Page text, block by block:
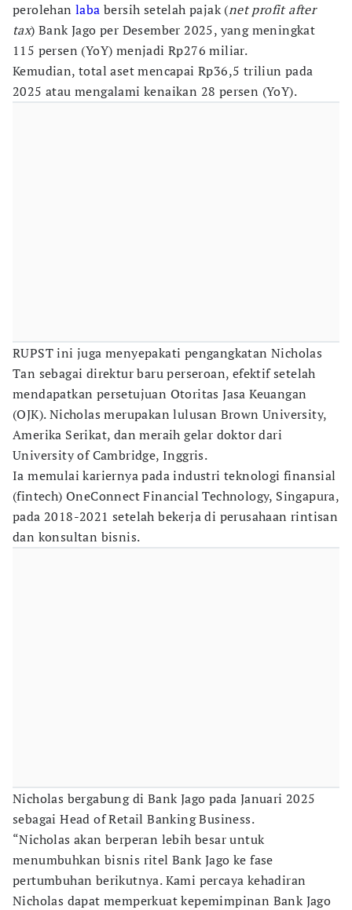
perolehanlaba bersih setelah pajak (net profit after
tax) Bank Jago per Desember 2025, yang meningkat
115 persen (YoY) menjadi Rp276 miliar.
Kemudian, total aset mencapai Rp36,5 triliun pada
2025 atau mengalami kenaikan 28 persen (YoY).
RUPST ini juga menyepakati pengangkatan Nicholas
Tan sebagai direktur baru perseroan, efektif setelah
mendapatkan persetujuan Otoritas Jasa Keuangan
(OJK). Nicholas merupakan lulusan Brown University,
Amerika Serikat, dan meraih gelar doktor dari
University of Cambridge, Inggris.
Ia memulai kariernya pada industri teknologi finansial
(fintech) OneConnect Financial Technology, Singapura,
pada 2018-2021 setelah bekerja di perusahaan rintisan
dan konsultan bisnis.
Nicholas bergabung di Bank Jago pada Januari 2025
sebagai Head of Retail Banking Business.
“Nicholas akan berperan lebih besar untuk
menumbuhkan bisnis ritel Bank Jago ke fase
pertumbuhan berikutnya. Kami percaya kehadiran
Nicholas dapat memperkuat kepemimpinan Bank Jago